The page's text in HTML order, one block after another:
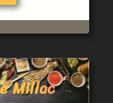
Millac